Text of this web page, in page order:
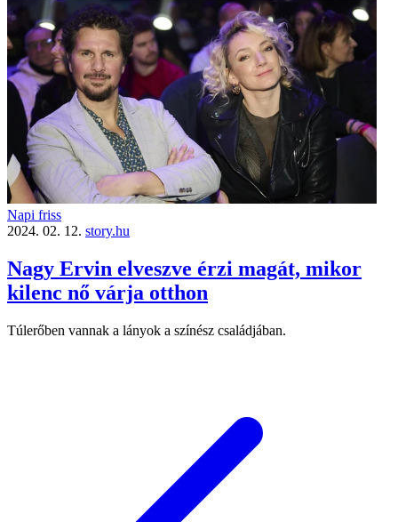
Napi friss
2024. 02. 12. story.hu
Nagy Ervin elveszve érzi magát, mikor
kilenc nő várja otthon
Túlerőben vannak a lányok a színész családjában.